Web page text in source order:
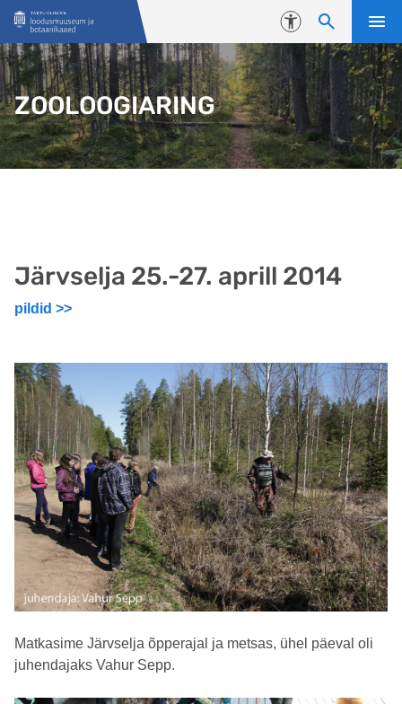
Liigu edasi põhisisu juurde
Juurdepääsetavus
ZOOLOOGIARING
Järvselja 25.-27. aprill 2014
pildid >>
Matkasime Järvselja õpperajal ja metsas, ühel päeval oli
juhendajaks Vahur Sepp.